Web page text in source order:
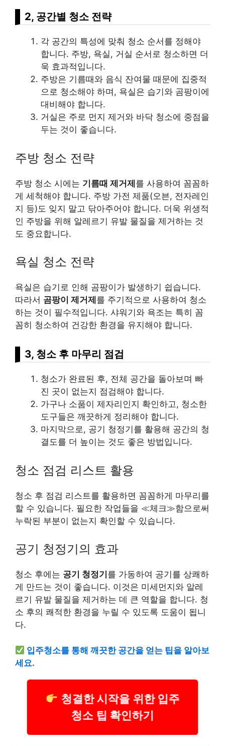
2, 공간별 청소 전략
각 공간의 특성에 맞춰 청소 순서를 정해야
합니다. 주방, 욕실, 거실 순서로 청소하면 더
욱 효과적입니다.
주방은 기름때와 음식 잔여물 때문에 집중적
으로 청소해야 하며, 욕실은 습기와 곰팡이에
대비해야 합니다.
거실은 주로 먼지 제거와 바닥 청소에 중점을
두는 것이 좋습니다.
주방 청소 전략
주방 청소 시에는 기름때 제거제를 사용하여 꼼꼼하
게 세척해야 합니다. 주방 가전 제품(오븐, 전자레인
지 등)도 잊지 말고 닦아주어야 합니다. 더욱 위생적
인 주방을 위해 알레르기 유발 물질을 제거하는 것
도 중요합니다.
욕실 청소 전략
욕실은 습기로 인해 곰팡이가 발생하기 쉽습니다.
따라서 곰팡이 제거제 를 주기적으로 사용하여 청소
하는 것이 필수적입니다. 샤워기와 욕조는 특히 꼼
꼼히 청소하여 건강한 환경을 유지해야 합니다.
3, 청소 후 마무리 점검
청소가 완료된 후, 전체 공간을 돌아보며 빠
진 곳이 없는지 점검해야 합니다.
가구나 소품이 제자리인지 확인하고, 청소한
도구들은 깨끗하게 정리해야 합니다.
마지막으로, 공기 청정기를 활용해 공간의 청
결도를 더 높이는 것도 좋은 방법입니다.
청소 점검 리스트 활용
청소 후 점검 리스트를 활용하면 꼼꼼하게 마무리를
할 수 있습니다. 필요한 작업들을 ≪체크≫함으로써
누락된 부분이 없는지 확인할 수 있습니다.
공기 청정기의 효과
청소 후에는 공기 청정기 를 가동하여 공기를 상쾌하
게 만드는 것이 좋습니다. 이것은 미세먼지와 알레
르기 유발 물질을 제거하는 데 큰 역할을 합니다. 청
소 후의 쾌적한 환경을 누릴 수 있도록 도움이 됩니
다.
입주청소를 통해 깨끗한 공간을 얻는 팁을 알아보
세요.
청결한 시작을 위한 입주
청소 팁 확인하기